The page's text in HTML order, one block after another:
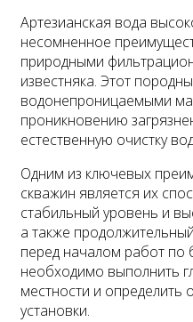
Артезианская вода
несомненное
природными
известняка. Этот
водонепроницаемыми
проникновению
естественную очистку
Одним из ключевых
скважин является их
стабильный уровень и
а также
перед началом работ по
необходимо выполнить
местности и определить
установки.